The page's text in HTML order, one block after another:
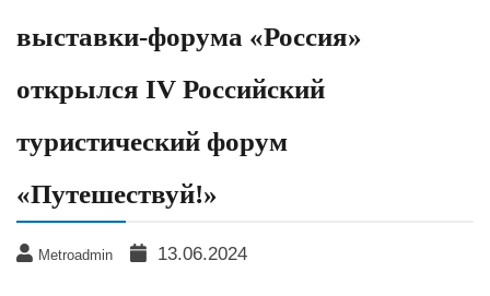
выставки-форума «Россия»
открылся IV Российский
туристический форум
«Путешествуй!»
Metroadmin 13.06.2024